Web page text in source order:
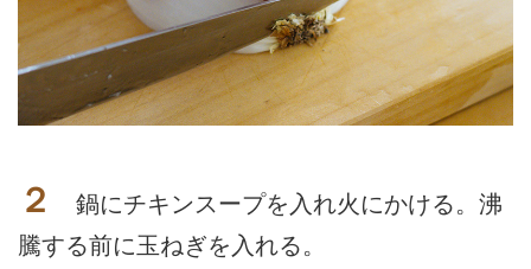
２
鍋にチキンスープを入れ火にかける。沸
騰する前に玉ねぎを入れる。